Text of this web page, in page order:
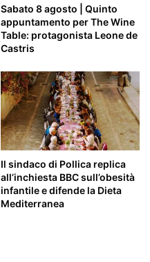
Sabato 8 agosto | Quinto
appuntamento per The Wine
Table: protagonista Leone de
Castris
Il sindaco di Pollica replica
all’inchiesta BBC sull’obesità
infantile e difende la Dieta
Mediterranea